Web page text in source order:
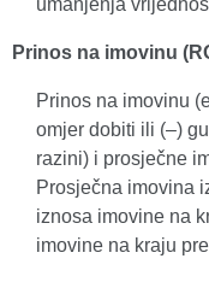
umanjenja
Prinos na imovinu
Prinos na imovinu
omjer dobiti ili (–)
razini) i prosječne
Prosječna imovina
iznosa imovine na
imovine na kraju